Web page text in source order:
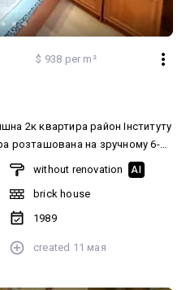
$ 938 per m²
2к квартира район Інституту
розташована на зручному 6-му
Квартира не
without renovation AI
brick house
1989
created 11 мая